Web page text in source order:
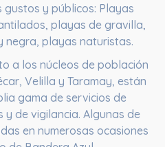
y públicos: Playas
playas de gravilla,
negra, playas naturistas.
a los núcleos de población
Velilla y Taramay, están
gama de servicios de
y de vigilancia. Algunas de
en numerosas ocasiones